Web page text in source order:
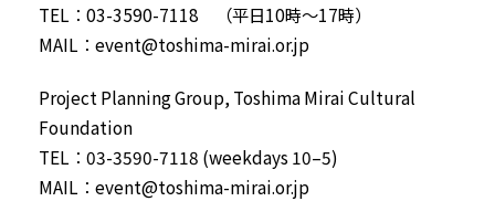
TEL：03-3590-7118 （平日10時～17時）
MAIL： event@toshima-mirai.or.jp
Project Planning Group, Toshima Mirai Cultural
Foundation
TEL：03-3590-7118 (weekdays 10–5)
MAIL： event@toshima-mirai.or.jp